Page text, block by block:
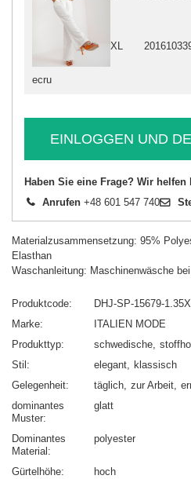
ecru
XL
EINLOGGEN UND
Haben Sie eine Frage? Wir helfen
Anrufen +48 601 547 740
Materialzusammensetzung: 95%
Elasthan
Waschanleitung: Maschinenwäsche bei
Produktcode
DHJ-SP-15679-1.35X
Marke
ITALIEN MODE
Produkttyp
schwedische
Stil
elegant
klassisch
Gelegenheit
täglich zur Arbeit
dominantes
Muster
glatt
Dominantes
Material
polyester
Gürtelhöhe
hoch